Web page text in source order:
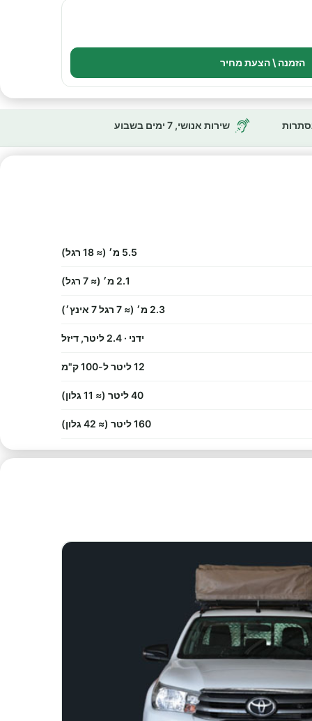
הזמנה \ הצעת מחיר
שירות אנושי, 7 ימים בשבוע
5.5 מ׳ (≈ 18 רגל)
2.1 מ׳ (≈ 7 רגל)
2.3 מ׳ (≈ 7 רגל 7 אינץ׳)
ידני · 2.4 ליטר, דיזל
12 ליטר ל-100 ק"מ
40 ליטר (≈ 11 גלון)
160 ליטר (≈ 42 גלון)